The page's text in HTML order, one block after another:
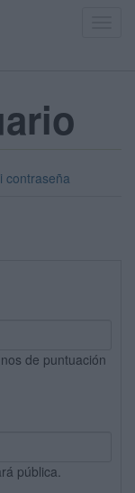
contraseña
de puntuación
pública.